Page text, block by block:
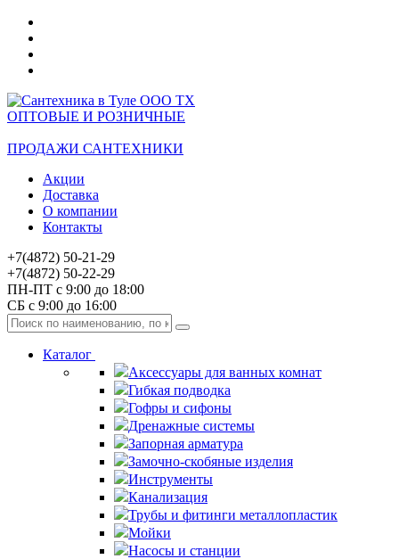
ОПТОВЫЕ И РОЗНИЧНЫЕ
ПРОДАЖИ САНТЕХНИКИ
Акции
Доставка
О компании
Контакты
+7(4872) 50-21-29
+7(4872) 50-22-29
ПН-ПТ с 9:00 до 18:00
СБ с 9:00 до 16:00
Каталог
Аксессуары для ванных комнат
Гибкая подводка
Гофры и сифоны
Дренажные системы
Запорная арматура
Замочно-скобяные изделия
Инструменты
Канализация
Трубы и фитинги металлопластик
Мойки
Насосы и станции